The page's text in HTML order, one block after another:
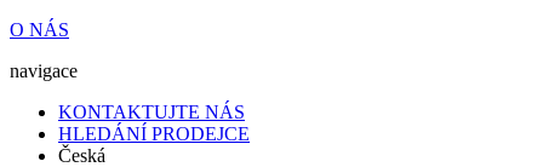
O NÁS
navigace
KONTAKTUJTE NÁS
HLEDÁNÍ PRODEJCE
Česká